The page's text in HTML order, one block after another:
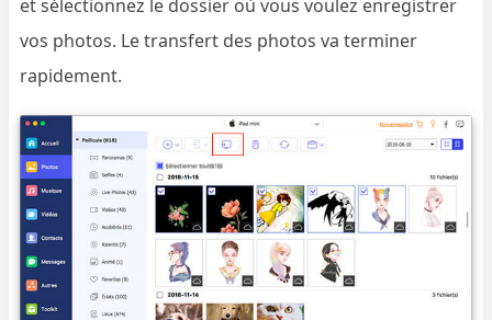
et sélectionnez le dossier où vous voulez enregistrer
vos photos. Le transfert des photos va terminer
rapidement.